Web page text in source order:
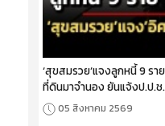
‘สุขสมรวย’แจงลูกหนี้ 9 รา
ที่ดินมาจำนอง ยันแจ้งป.ป.ช
05 สิงหาคม 2569